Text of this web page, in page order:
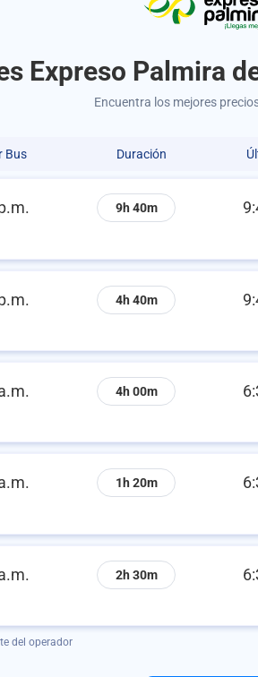
Expreso Palmira
Encuentra los mejores
Bus Duración
9h 40m
4h 40m
4h 00m
1h 20m
2h 30m
del operador